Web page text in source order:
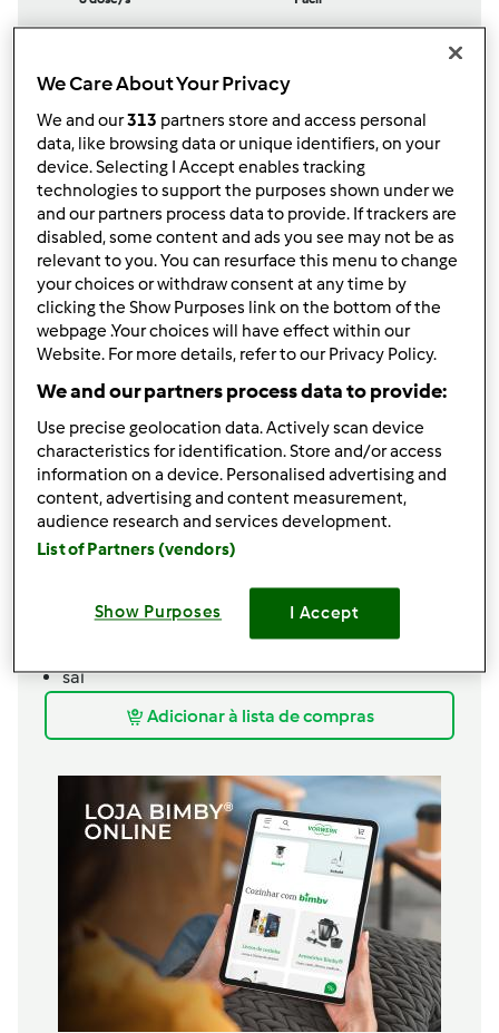
porGast
published: 11.09.2012
alterado: 10.11.2014
Adicionar às minhas coleções
Partilhar receita
Criar uma variante
Ingredientes
200 g de castanhas congeladas
250 g de Abobora
2batata,s
1 dente de alho
sal
Adicionar à lista de compras
We Care About Your Privacy
We and our313 partners store and access personal
data, like browsing data or unique identifiers, on your
device. Selecting I Accept enables tracking
technologies to support the purposes shown under we
and our partners process data to provide. If trackers are
disabled, some content and ads you see may not be as
relevant to you. You can resurface this menu to change
your choices or withdraw consent at any time by
clicking the Show Purposes link on the bottom of the
webpage .Your choices will have effect within our
Website. For more details, refer to our Privacy Policy.
We and our partners process data to provide:
Use precise geolocation data. Actively scan device
characteristics for identification. Store and/or access
information on a device. Personalised advertising and
content, advertising and content measurement,
audience research and services development.
List of Partners (vendors)
Show Purposes I Accept